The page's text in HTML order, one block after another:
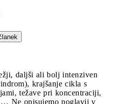
daljši ali bolj intenziven
krajšanje cikla s
težave pri koncentraciji,
Ne opisujemo poglavij v